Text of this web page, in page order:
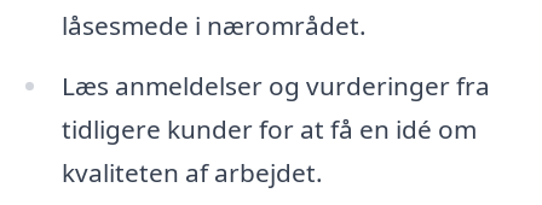
låsesmede i nærområdet.
Læs anmeldelser og vurderinger fra
tidligere kunder for at få en idé om
kvaliteten af arbejdet.